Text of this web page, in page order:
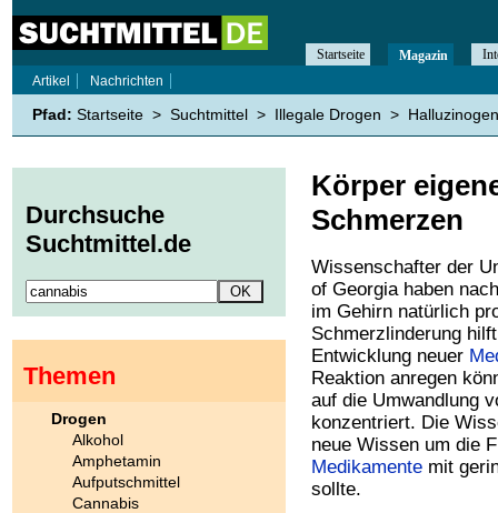
Körper
Schmerzen
Wissenschafter der
of Georgia haben
im Gehirn natürlich
Schmerzlinderung
Entwicklung neuer
Reaktion anregen
auf die Umwandlung
konzentriert. Die
neue Wissen um die
Medikamente mit
sollte.
Startseite Magazin
Artikel
Nachrichten
Pfad: Startseite > Suchtmittel > Illegale Drogen >
Durchsuche
Suchtmittel.de
Themen
Drogen
Alkohol
Amphetamin
Aufputschmittel
Cannabis